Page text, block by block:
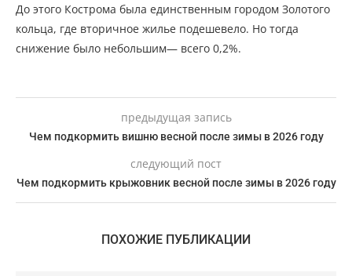
До этого Кострома была единственным городом Золотого
кольца, где вторичное жилье подешевело. Но тогда
снижение было небольшим— всего 0,2%.
предыдущая запись
Чем подкормить вишню весной после зимы в 2026 году
следующий пост
Чем подкормить крыжовник весной после зимы в 2026 году
ПОХОЖИЕ ПУБЛИКАЦИИ